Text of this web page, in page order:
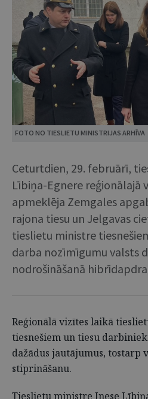
FOTO NO TIESLIETU MINISTRIJAS ARHĪVA
Ceturtdien, 29. februārī,
Lībiņa-Egnere reģionālajā
apmeklēja Zemgales
rajona tiesu un Jelgavas
tieslietu ministre
darba nozīmīgumu valsts
nodrošināšanā
Reģionālā vizītes laikā
tiesnešiem un tiesu
dažādus jautājumus, tostarp
stiprināšanu.
Tieslietu ministre Inese